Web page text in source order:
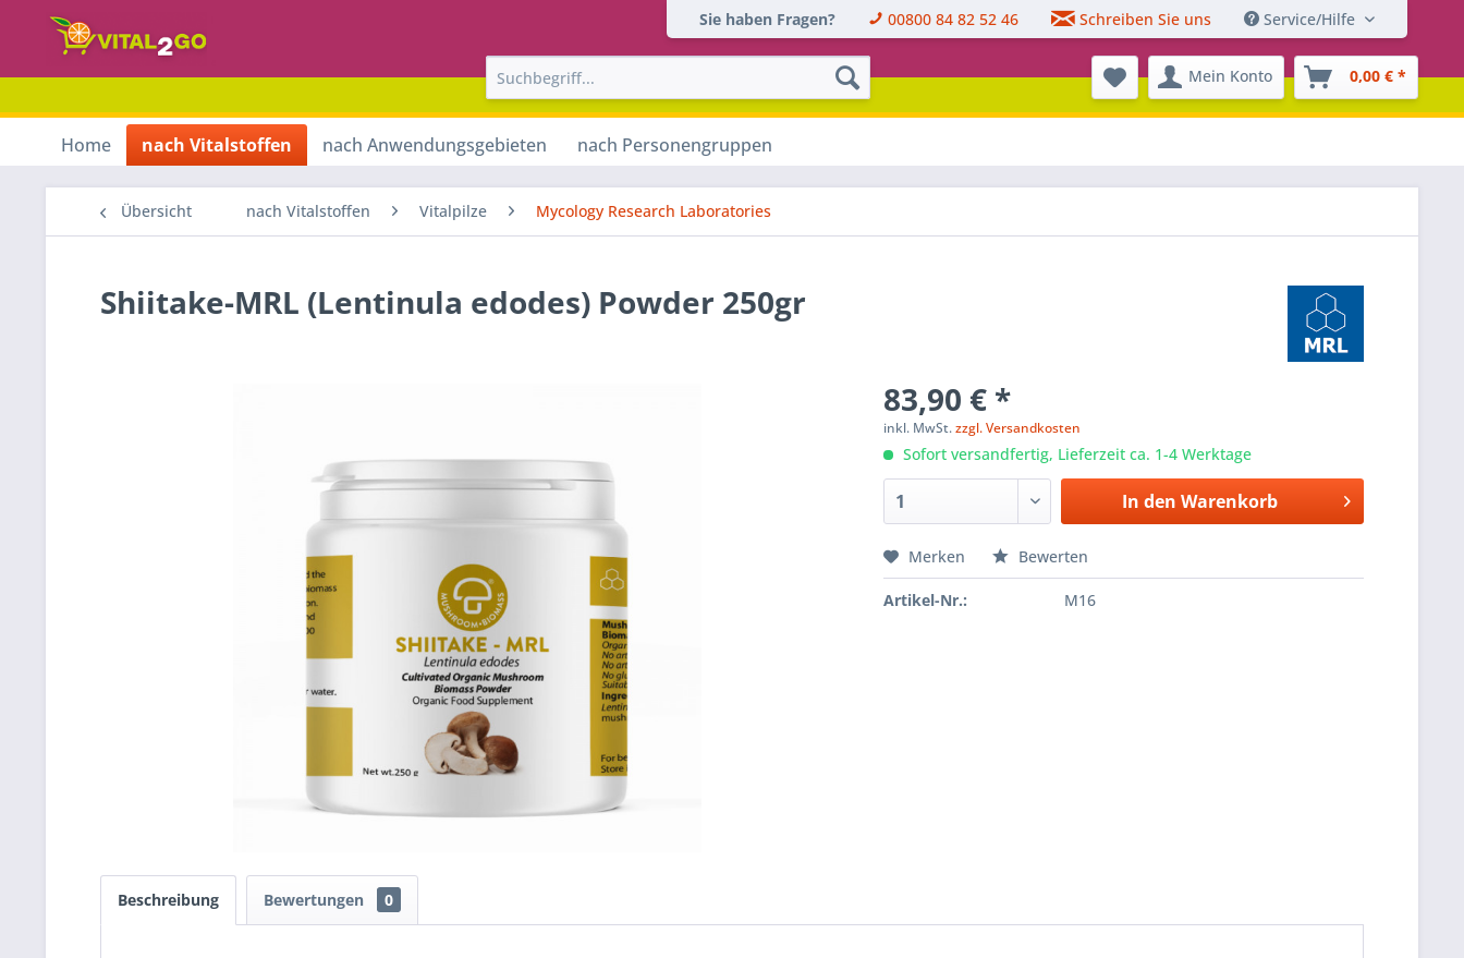
Sie haben Fragen? 00800 84 82 52 46 Schreiben Sie uns Service/Hilfe
Mein Konto 0,00 € *
Home nach Vitalstoffen nach Anwendungsgebieten nach Personengruppen
Übersicht nach Vitalstoffen Vitalpilze Mycology Research Laboratories
Shiitake-MRL (Lentinula edodes) Powder 250gr
83,90 € *
inkl. MwSt.zzgl. Versandkosten
Sofort versandfertig, Lieferzeit ca. 1-4 Werktage
In den Warenkorb
Merken Bewerten
Artikel-Nr.: M16
Beschreibung Bewertungen 0